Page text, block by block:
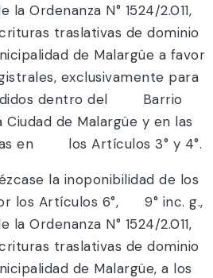
la Ordenanza N° 1524/2.011,
traslativas de dominio
de Malargüe a favor
exclusivamente para
dentro del Barrio
Ciudad de Malargüe y en las
en los Artículos 3° y 4°.
la inoponibilidad de los
los Artículos 6°, 9° inc. g.,
la Ordenanza N° 1524/2.011,
traslativas de dominio
de Malargüe, a los